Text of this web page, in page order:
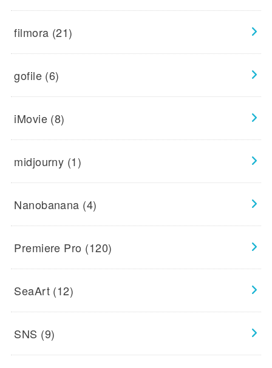
filmora (21)
gofile (6)
iMovie (8)
midjourny (1)
Nanobanana (4)
Premiere Pro (120)
SeaArt (12)
SNS (9)